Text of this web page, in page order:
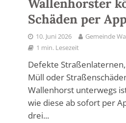
Wallenhorster
Schäden per
10. Juni 2026
Gemeinde
1 min. Lesezeit
Defekte
Müll oder
Wallenhorst unterwegs
wie diese ab sofort per
drei...